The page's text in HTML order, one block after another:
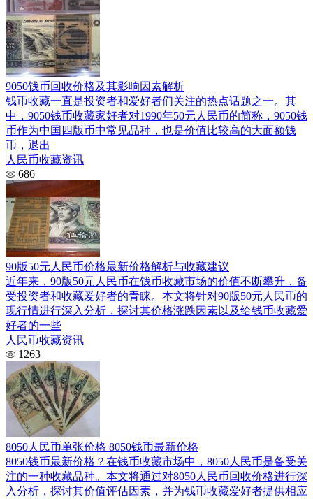
9050钱币回收价格及其影响因素解析
钱币收藏一直是投资者和爱好者们关注的热点话题之一。其
中，9050钱币收藏家好者对1990年50元人民币的简称，9050钱
币作为中国四版币中常见品种，也是价值比较高的大面额钱
币，退出
人民币收藏资讯
686
90版50元人民币价格最新价格解析与收藏建议
近年来，90版50元人民币在钱币收藏市场的价值不断攀升，备
受投资者和收藏爱好者的青睐。本文将针对90版50元人民币的
现行情进行深入分析，探讨其价格涨跌因素以及给钱币收藏爱
好者的一些
人民币收藏资讯
1263
8050人民币单张价格 8050钱币最新价格
8050钱币最新价格？在钱币收藏市场中，8050人民币是备受关
注的一种收藏品种。本文将通过对8050人民币回收价格进行深
入分析，探讨其价值评估因素，并为钱币收藏爱好者提供相应